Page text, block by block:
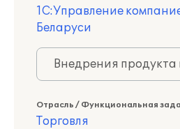
1С:Управление
Беларуси
Внедрения
Отрасль / Функциональная
Торговля